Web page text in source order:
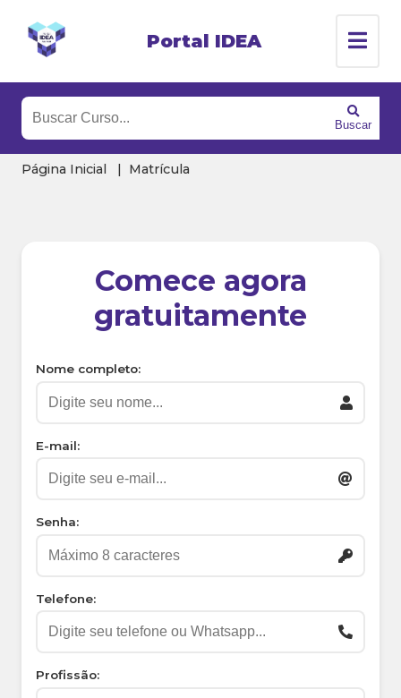
Portal IDEA
Buscar
Página Inicial Matrícula
Comece agora
gratuitamente
Nome completo:
E-mail:
Senha:
Telefone:
Profissão: